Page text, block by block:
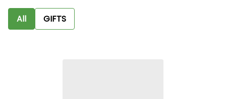
All GIFTS